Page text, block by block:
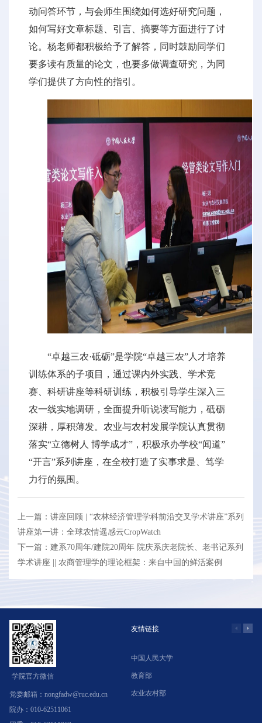
动问答环节，与会师生围绕如何选好研究问题，
如何写好文章标题、引言、摘要等方面进行了讨
论。杨老师都积极给予了解答，同时鼓励同学们
要多读有质量的论文，也要多做调查研究，为同
学们提供了方向性的指引。
“卓越三农·砥砺”是学院“卓越三农”人才培养
训练体系的子项目，通过课内外实践、学术竞
赛、科研讲座等科研训练，积极引导学生深入三
农一线实地调研，全面提升听说读写能力，砥砺
深耕，厚积薄发。农业与农村发展学院认真贯彻
落实“立德树人 博学成才”，积极承办学校“闻道”
“开言”系列讲座，在全校打造了实事求是、笃学
力行的氛围。
上一篇：讲座回顾 | “农林经济管理学科前沿交叉学术讲座”系列
讲座第一讲：全球农情遥感云CropWatch
下一篇：建系70周年/建院20周年 院庆系庆老院长、老书记系列
学术讲座 || 农商管理学的理论框架：来自中国的鲜活案例
学院官方微信
党委邮箱：nongfadw@ruc.edu.cn
院办：010-62511061
友情链接
中国人民大学
教育部
农业农村部